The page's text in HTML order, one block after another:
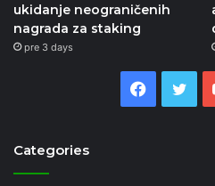
ukidanje neograničenih
nagrada za staking
pre 3 days
Categories